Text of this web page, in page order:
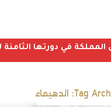
في دورتها الثامنة لمدة 4
Tag الدهيماء